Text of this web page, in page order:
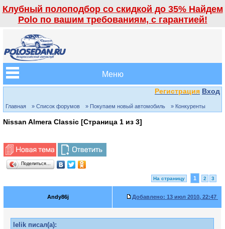
Клубный полоподбор со скидкой до 35% Найдем
Polo по вашим требованиям, с гарантией!
Меню
Регистрация Вход
Главная » Список форумов » Покупаем новый автомобиль » Конкуренты
Nissan Almera Classic [Страница 1 из 3]
Поделиться…
На страницу 1 2 3
Andy86j Добавлено: 13 июл 2010, 22:47
lelik писал(а):